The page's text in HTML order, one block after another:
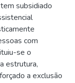
subsidiado
com
se o
estrutura,
a exclusão